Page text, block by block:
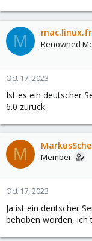
M Renowned
Oct 17, 2023
Ist es ein deutscher
6.0 zurück.
M Member
Oct 17, 2023
Ja ist ein deutscher
behoben worden, ich